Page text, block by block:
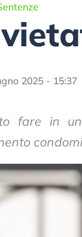
2025 - 15:37
fare in